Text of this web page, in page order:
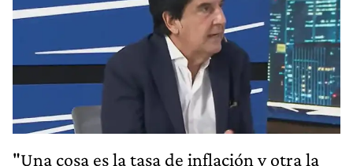
"Una cosa es la tasa de inflación y otra la